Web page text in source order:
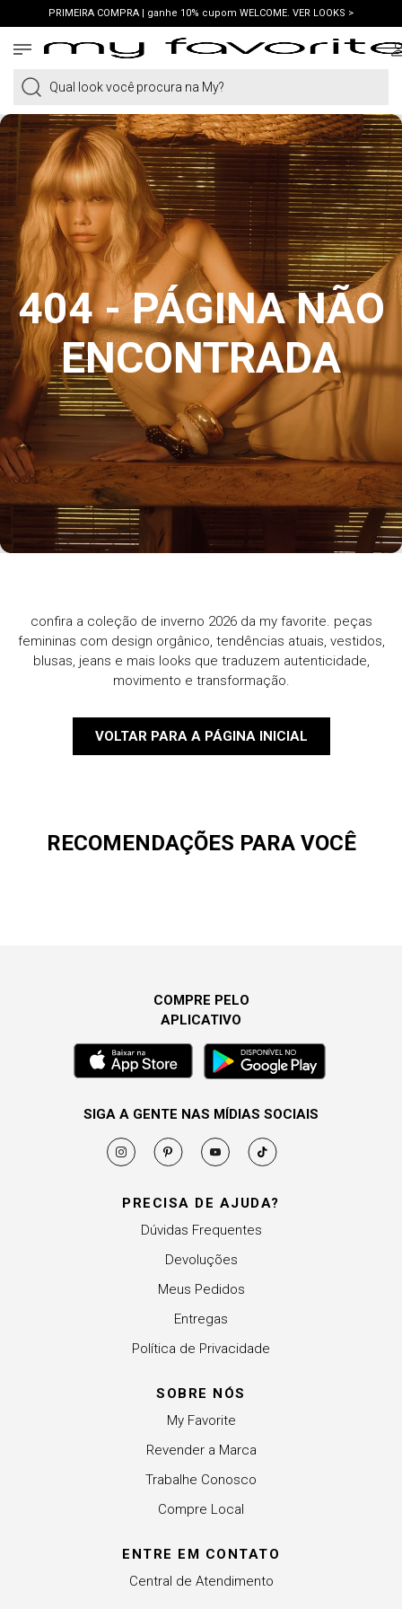
PRIMEIRA COMPRA | ganhe 10% cupom WELCOME. VER LOOKS >
FRETE GRÁTIS | em compras a partir de R$419. AMEI >
Qual look você procura na My?
404 - PÁGINA NÃO
ENCONTRADA
confira a coleção de inverno 2026 da my favorite. peças
femininas com design orgânico, tendências atuais, vestidos,
blusas, jeans e mais looks que traduzem autenticidade,
movimento e transformação.
VOLTAR PARA A PÁGINA INICIAL
RECOMENDAÇÕES PARA VOCÊ
PRECISA DE AJUDA?
Dúvidas Frequentes
Devoluções
Meus Pedidos
Entregas
Política de Privacidade
SOBRE NÓS
My Favorite
Revender a Marca
Trabalhe Conosco
Compre Local
ENTRE EM CONTATO
Central de Atendimento
COMPRE PELO
APLICATIVO
SIGA A GENTE NAS MÍDIAS SOCIAIS